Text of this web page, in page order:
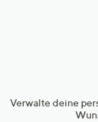
Verwalte deine